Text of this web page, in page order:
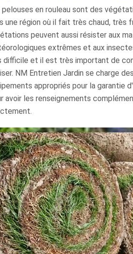
pelouses en rouleau sont des
une région où il fait très chaud, très
peuvent aussi résister aux
extrêmes et aux
difficile et il est très important de
NM Entretien Jardin se charge
appropriés pour la garantie
avoir les renseignements